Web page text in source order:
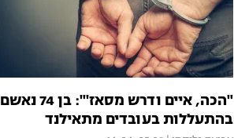
"הכה, איים ודרש מסאז'": בן 74 נאשם
בהתעללות בעובדים מתאילנד